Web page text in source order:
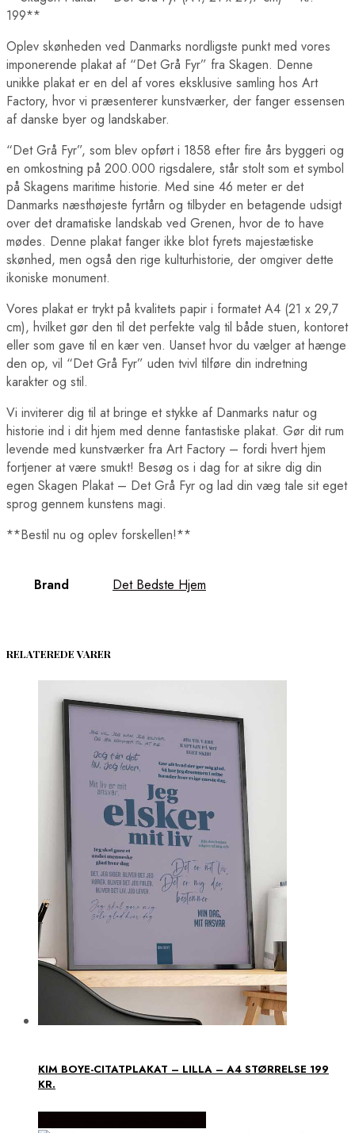
199**
Oplev skønheden ved Danmarks nordligste punkt med vores
imponerende plakat af “Det Grå Fyr” fra Skagen. Denne
unikke plakat er en del af vores eksklusive samling hos Art
Factory, hvor vi præsenterer kunstværker, der fanger essensen
af danske byer og landskaber.
“Det Grå Fyr”, som blev opført i 1858 efter fire års byggeri og
en omkostning på 200.000 rigsdalere, står stolt som et symbol
på Skagens maritime historie. Med sine 46 meter er det
Danmarks næsthøjeste fyrtårn og tilbyder en betagende udsigt
over det dramatiske landskab ved Grenen, hvor de to have
mødes. Denne plakat fanger ikke blot fyrets majestætiske
skønhed, men også den rige kulturhistorie, der omgiver dette
ikoniske monument.
Vores plakat er trykt på kvalitets papir i formatet A4 (21 x 29,7
cm), hvilket gør den til det perfekte valg til både stuen, kontoret
eller som gave til en kær ven. Uanset hvor du vælger at hænge
den op, vil “Det Grå Fyr” uden tvivl tilføre din indretning
karakter og stil.
Vi inviterer dig til at bringe et stykke af Danmarks natur og
historie ind i dit hjem med denne fantastiske plakat. Gør dit rum
levende med kunstværker fra Art Factory – fordi hvert hjem
fortjener at være smukt! Besøg os i dag for at sikre dig din
egen Skagen Plakat – Det Grå Fyr og lad din væg tale sit eget
sprog gennem kunstens magi.
**Bestil nu og oplev forskellen!**
Brand Det Bedste Hjem
RELATEREDE VARER
KIM BOYE-CITATPLAKAT – LILLA – A4 STØRRELSE 199
KR.